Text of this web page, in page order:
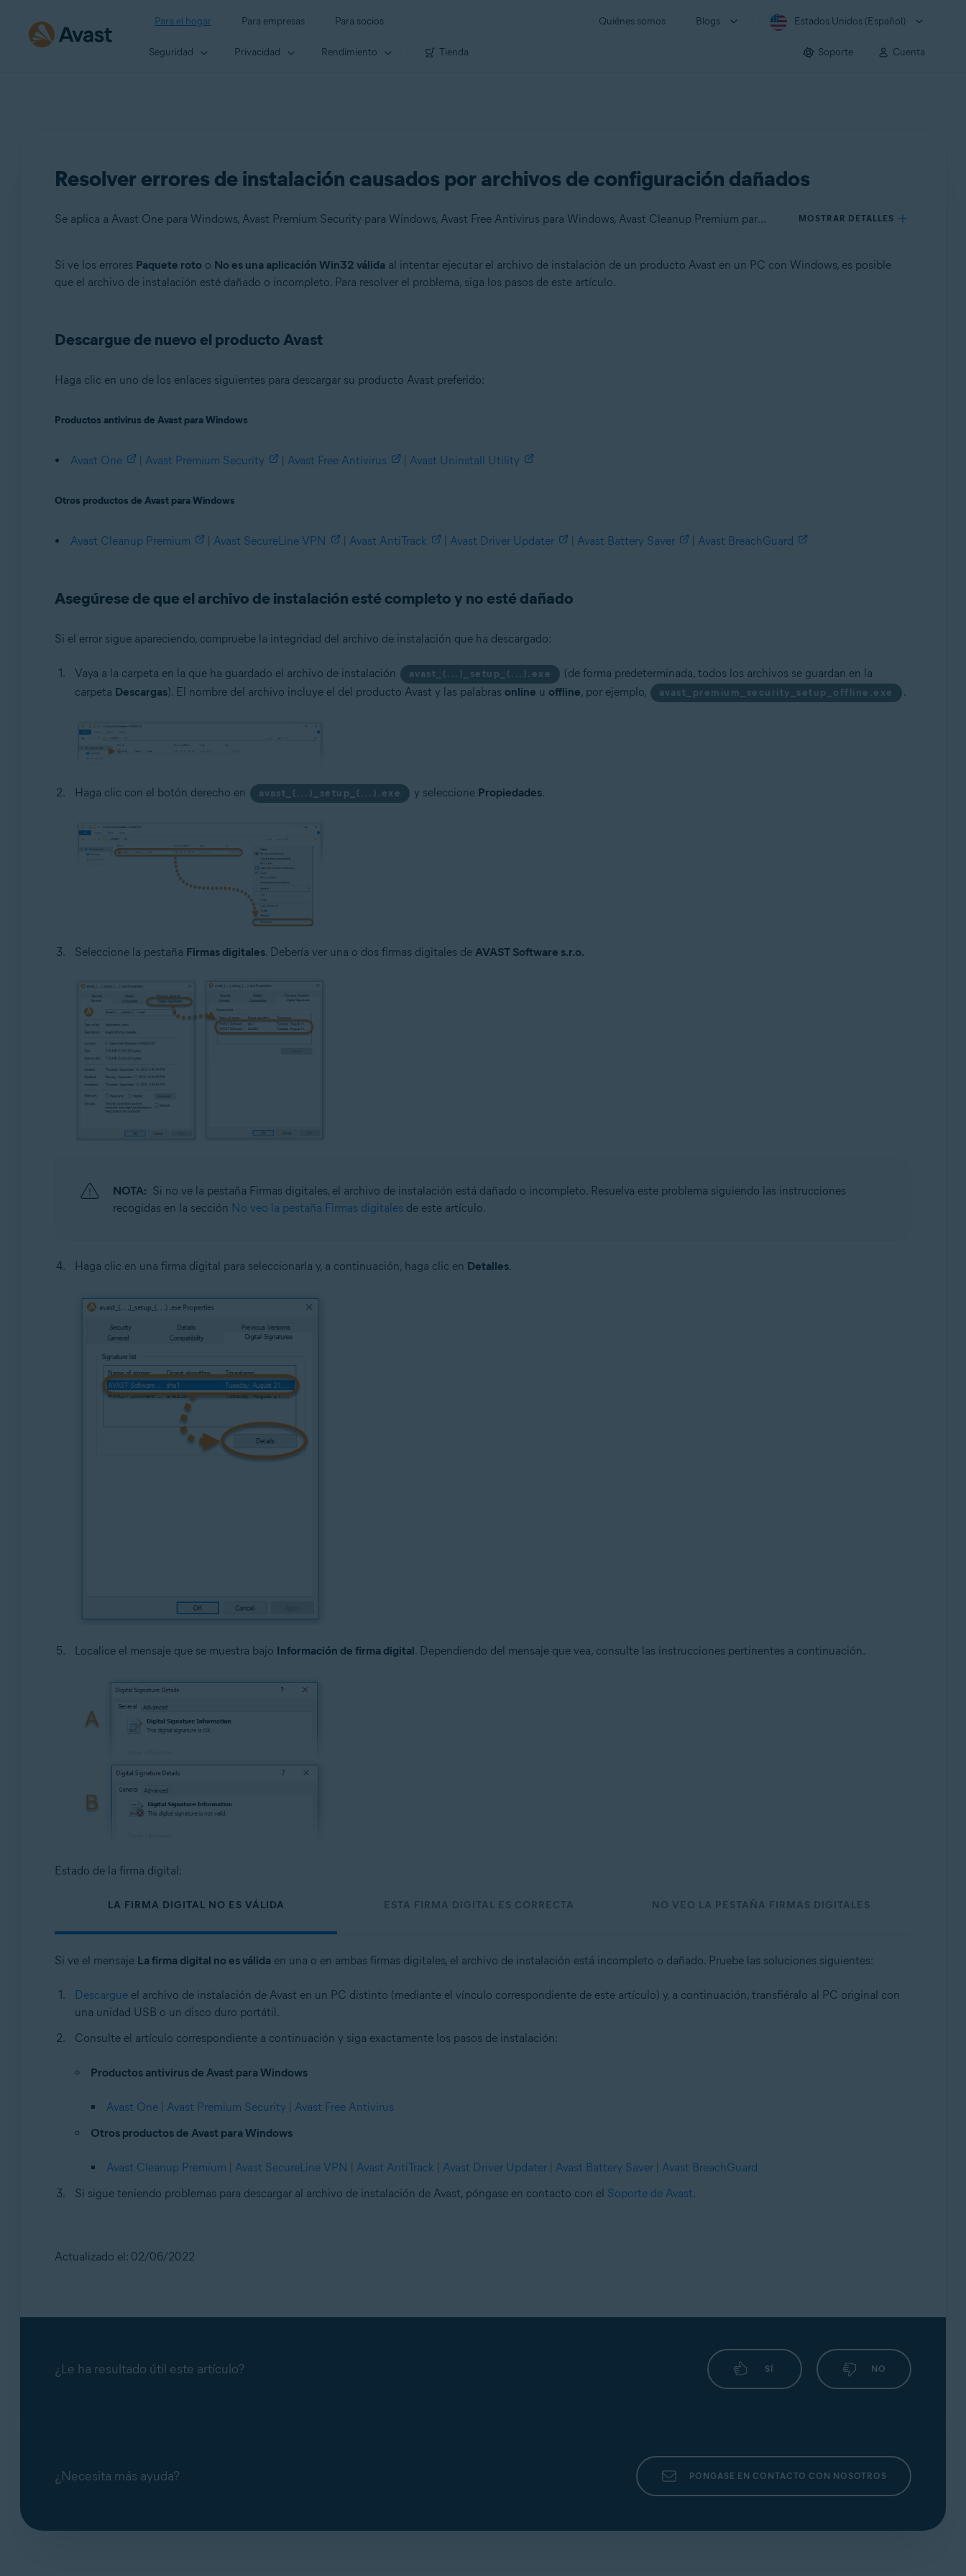
Para el hogar Para empresas Para socios Quiénes somos Blogs Estados Unidos (Español)
Seguridad Privacidad Rendimiento Tienda Soporte Cuenta
Resolver errores de instalación causados por archivos de configuración dañados
Se aplica a Avast One para Windows, Avast Premium Security para Windows, Avast Free Antivirus para Windows, Avast Cleanup Premium para Windows, Avast SecureLine VPN para Windows, Avast AntiTrack Premium para Windows, Avast Driver Updater para Windows, Avast Battery Saver para Windows, Avast BreachGuard para Windows MOSTRAR DETALLES
Productos:
Avast Free Antivirus 21.x para Windows
Avast Cleanup Premium 21.x para Windows
Avast AntiTrack Premium 2.x para Windows
Avast Battery Saver 19.x para Windows
Sistemas operativos:
Microsoft Windows 10 Home/Pro/Enterprise/Education - 32 o 64 bits
Microsoft Windows 8/Pro/Enterprise - 32 o 64 bits
Si ve los errores Paquete roto o No es una aplicación Win32 válidaal intentar ejecutar el archivo de instalación de un producto Avast en un PC con Windows, es posible
que el archivo de instalación esté dañado o incompleto. Para resolver el problema, siga los pasos de este artículo.
Descargue de nuevo el producto Avast
Haga clic en uno de los enlaces siguientes para descargar su producto Avast preferido:
Productos antivirus de Avast para Windows
Avast One Avast Premium Security Avast Free Antivirus Avast Uninstall Utility
Otros productos de Avast para Windows
Avast Cleanup Premium Avast SecureLine VPN Avast AntiTrack Avast Driver Updater Avast Battery Saver Avast BreachGuard
Asegúrese de que el archivo de instalación esté completo y no esté dañado
Si el error sigue apareciendo, compruebe la integridad del archivo de instalación que ha descargado:
Vaya a la carpeta en la que ha guardado el archivo de instalación avast_(...)_setup_(...).exe
(de forma predeterminada, todos los archivos se guardan en la
carpeta Descargas). El nombre del archivo incluye el del producto Avast y las palabras online u offline, por ejemplo, avast_premium_security_setup_offline.exe .
Haga clic con el botón derecho en avast_(...)_setup_(...).exe y seleccione Propiedades.
Seleccione la pestaña Firmas digitales. Debería ver una o dos firmas digitales de AVAST Software s.r.o.
NOTA: Si no ve la pestaña Firmas digitales, el archivo de instalación está dañado o incompleto. Resuelva este problema siguiendo las instrucciones
recogidas en la sección No veo la pestaña Firmas digitales de este artículo.
Haga clic en una firma digital para seleccionarla y, a continuación, haga clic en Detalles.
Localice el mensaje que se muestra bajo Información de firma digital. Dependiendo del mensaje que vea, consulte las instrucciones pertinentes a continuación.
Estado de la firma digital:
LA FIRMA DIGITAL NO ES VÁLIDA ESTA FIRMA DIGITAL ES CORRECTA NO VEO LA PESTAÑA FIRMAS DIGITALES
Si ve el mensaje La firma digital no es válidaen una o en ambas firmas digitales, el archivo de instalación está incompleto o dañado. Pruebe las soluciones siguientes:
Descargueel archivo de instalación de Avast en un PC distinto (mediante el vínculo correspondiente de este artículo) y, a continuación, transfiéralo al PC original con
una unidad USB o un disco duro portátil.
Consulte el artículo correspondiente a continuación y siga exactamente los pasos de instalación:
Productos antivirus de Avast para Windows
Avast One| Avast Premium Security
Avast Free Antivirus
Otros productos de Avast para Windows
Avast Cleanup Premium Avast SecureLine VPN Avast AntiTrack Avast Driver Updater| Avast Battery Saver| Avast BreachGuard
Si sigue teniendo problemas para descargar al archivo de instalación de Avast, póngase en contacto con el Soporte de Avast.
Actualizado el: 02/06/2022
¿Le ha resultado útil este artículo? SÍ NO
¿Necesita más ayuda? PÓNGASE EN CONTACTO CON NOSOTROS